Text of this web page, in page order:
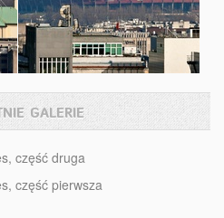
galerie
część druga
część pierwsza